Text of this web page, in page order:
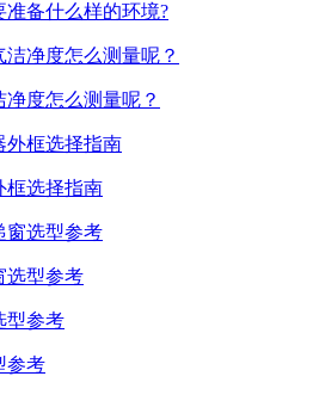
备什么样的环境?
度怎么测量呢？
框选择指南
选型参考
参考